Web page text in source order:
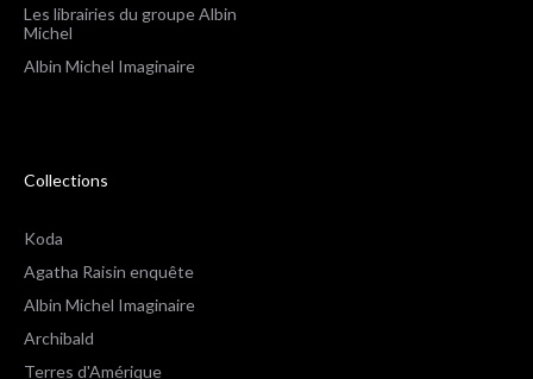
Les librairies du groupe Albin
Michel
Albin Michel Imaginaire
Collections
Koda
Agatha Raisin enquête
Albin Michel Imaginaire
Archibald
Terres d'Amérique